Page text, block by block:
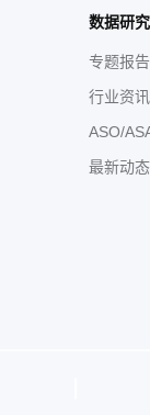
数据研
专题报告
行业资讯
ASO/
最新动态